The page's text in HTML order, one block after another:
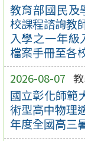
教育部國民及
校課程諮詢教
入學之一年級
檔案手冊至各
2026-08-07
國立彰化師範
術型高中物理
年度全國高三